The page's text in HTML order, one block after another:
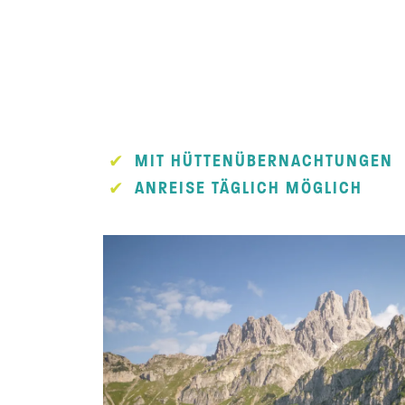
MIT HÜTTENÜBERNACHTUNGEN
ANREISE TÄGLICH MÖGLICH